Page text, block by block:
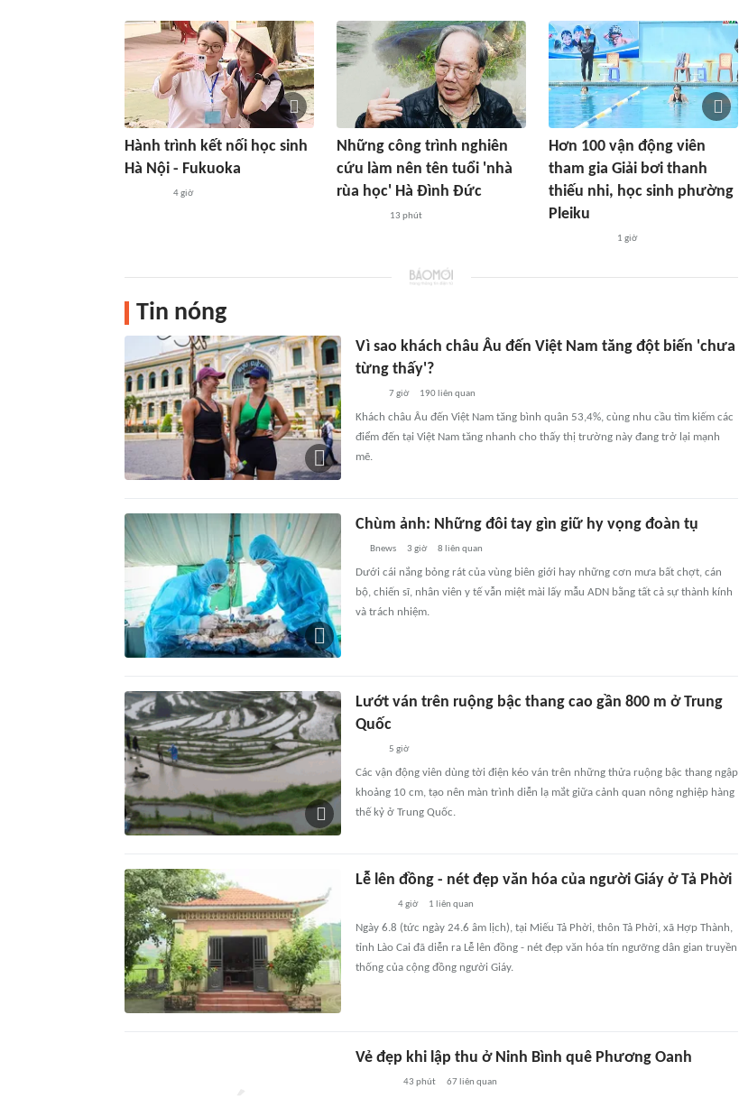
Hành trình kết nối học sinh
Hà Nội - Fukuoka
4 giờ
Những công trình nghiên
cứu làm nên tên tuổi 'nhà
rùa học' Hà Đình Đức
13 phút
Hơn 100 vận động viên
tham gia Giải bơi thanh
thiếu nhi, học sinh phường
Pleiku
1 giờ
Tin nóng
Vì sao khách châu Âu đến Việt Nam tăng đột biến 'chưa
từng thấy'?
7 giờ 190liên quan
Khách châu Âu đến Việt Nam tăng bình quân 53,4%, cùng nhu cầu tìm kiếm các
điểm đến tại Việt Nam tăng nhanh cho thấy thị trường này đang trở lại mạnh
mẽ.
Chùm ảnh: Những đôi tay gìn giữ hy vọng đoàn tụ
Bnews 3 giờ 8 liên quan
Dưới cái nắng bỏng rát của vùng biên giới hay những cơn mưa bất chợt, cán
bộ, chiến sĩ, nhân viên y tế vẫn miệt mài lấy mẫu ADN bằng tất cả sự thành kính
và trách nhiệm.
Lướt ván trên ruộng bậc thang cao gần 800 m ở Trung
Quốc
5 giờ
Các vận động viên dùng tời điện kéo ván trên những thửa ruộng bậc thang ngập
khoảng 10 cm, tạo nên màn trình diễn lạ mắt giữa cảnh quan nông nghiệp hàng
thế kỷ ở Trung Quốc.
Lễ lên đồng - nét đẹp văn hóa của người Giáy ở Tả Phời
4 giờ 1 liên quan
Ngày 6.8 (tức ngày 24.6 âm lịch), tại Miếu Tả Phời, thôn Tả Phời, xã Hợp Thành,
tỉnh Lào Cai đã diễn ra Lễ lên đồng - nét đẹp văn hóa tín ngưỡng dân gian truyền
thống của cộng đồng người Giáy.
Vẻ đẹp khi lập thu ở Ninh Bình quê Phương Oanh
43 phút 67liên quan